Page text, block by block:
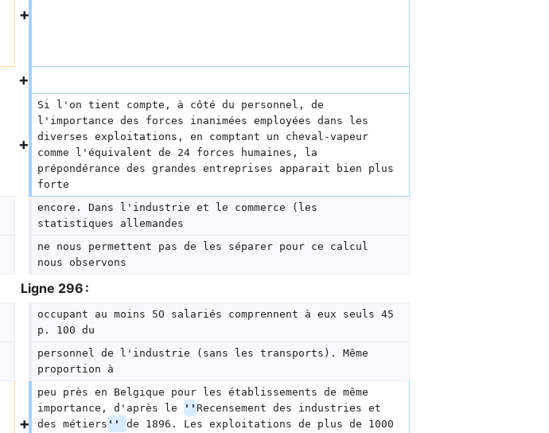
Si l'on tient compte, à côté du personnel, de
l'importance des forces inanimées employées dans les
diverses exploitations, en comptant un cheval-vapeur
comme l'équivalent de 24 forces humaines, la
prépondérance des grandes entreprises apparait bien plus
forte
encore. Dans l'industrie et le commerce (les
statistiques allemandes
ne nous permettent pas de les séparer pour ce calcul
nous observons
Ligne 296 :
occupant au moins 5O salariés comprennent à eux seuls 45
p. 100 du
personnel de l'industrie (sans les transports). Même
proportion à
peu près en Belgique pour les établissements de même
importance, d'après le
'' Recensement des industries et
des métiers '' de 1896. Les exploitations de plus de 1000